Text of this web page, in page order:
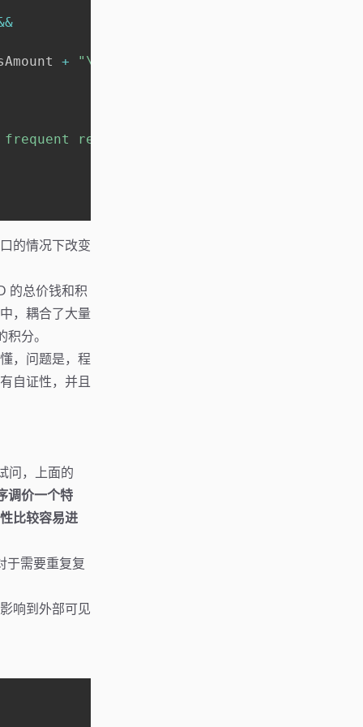
+ "\n"
renter points"
的情况下改变
的总价钱和积
，耦合了大量
分。
，问题是，程
自证性，并且
问，上面的
调价一个特
比较容易进
于需要重复复
响到外部可见